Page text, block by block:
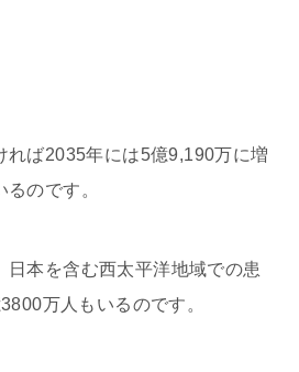
れば2035年には5億9,190万に増
のです。
日本を含む西太平洋地域での患
万人もいるのです。